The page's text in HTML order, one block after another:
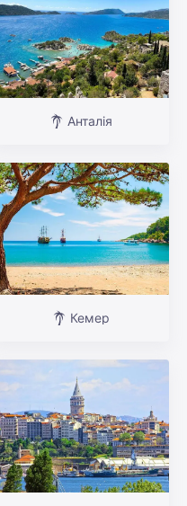
Анталія
Кемер